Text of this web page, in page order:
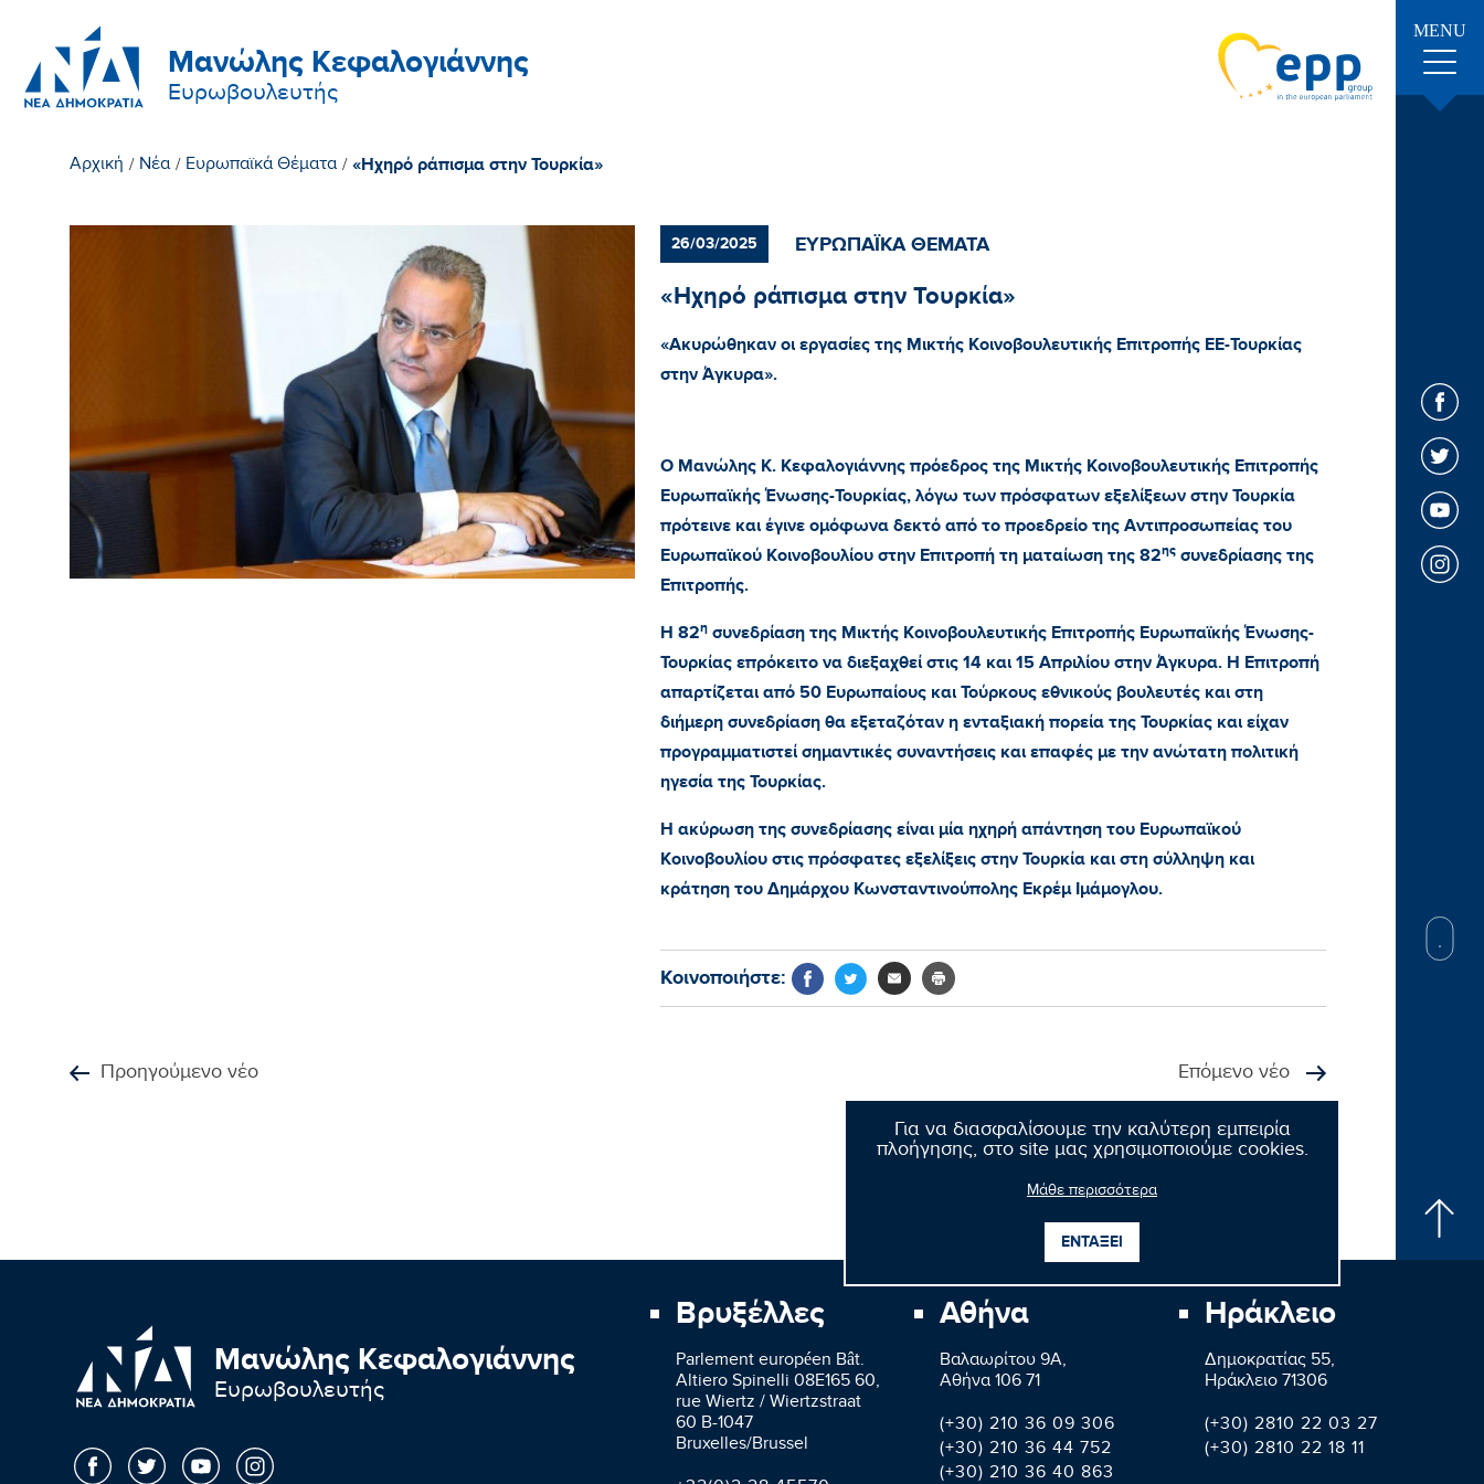
Μανώλης Κεφαλογιάννης
Ευρωβουλευτής
MENU
Για να διασφαλίσουμε την καλύτερη εμπειρία
πλοήγησης, στο site μας χρησιμοποιούμε cookies.
Μάθε περισσότερα
ΕΝΤΑΞΕΙ
Αρχική / Νέα / Ευρωπαϊκά Θέματα / «Ηχηρό ράπισμα στην Τουρκία»
26/03/2025 ΕΥΡΩΠΑΪΚΑ ΘΕΜΑΤΑ
«Ηχηρό ράπισμα στην Τουρκία»
«Ακυρώθηκαν οι εργασίες της Μικτής Κοινοβουλευτικής Επιτροπής ΕΕ-Τουρκίας
στην Άγκυρα».
Ο Μανώλης Κ. Κεφαλογιάννης πρόεδρος της Μικτής Κοινοβουλευτικής Επιτροπής
Ευρωπαϊκής Ένωσης-Τουρκίας, λόγω των πρόσφατων εξελίξεων στην Τουρκία
πρότεινε και έγινε ομόφωνα δεκτό από το προεδρείο της Αντιπροσωπείας του
Ευρωπαϊκού Κοινοβουλίου στην Επιτροπή τη ματαίωση της 82ηςσυνεδρίασης της
Επιτροπής.
Η 82ησυνεδρίαση της Μικτής Κοινοβουλευτικής Επιτροπής Ευρωπαϊκής Ένωσης-
Τουρκίας επρόκειτο να διεξαχθεί στις 14 και 15 Απριλίου στην Άγκυρα. Η Επιτροπή
απαρτίζεται από 50 Ευρωπαίους και Τούρκους εθνικούς βουλευτές και στη
διήμερη συνεδρίαση θα εξεταζόταν η ενταξιακή πορεία της Τουρκίας και είχαν
προγραμματιστεί σημαντικές συναντήσεις και επαφές με την ανώτατη πολιτική
ηγεσία της Τουρκίας.
Η ακύρωση της συνεδρίασης είναι μία ηχηρή απάντηση του Ευρωπαϊκού
Κοινοβουλίου στις πρόσφατες εξελίξεις στην Τουρκία και στη σύλληψη και
κράτηση του Δημάρχου Κωνσταντινούπολης Εκρέμ Ιμάμογλου.
Κοινοποιήστε:
Προηγούμενο νέο Επόμενο νέο
Μανώλης Κεφαλογιάννης
Ευρωβουλευτής
Βρυξέλλες
Parlement européen Bât.
Altiero Spinelli 08E165 60,
rue Wiertz / Wiertzstraat
60 B-1047
Bruxelles/Brussel
Αθήνα
Βαλαωρίτου 9A,
Aθήνα 106 71
(+30) 210 36 09 306
(+30) 210 36 44 752
(+30) 210 36 40 863
Ηράκλειο
Δημοκρατίας 55,
Ηράκλειο 71306
(+30) 2810 22 03 27
(+30) 2810 22 18 11